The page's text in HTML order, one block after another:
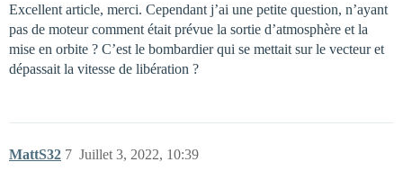
Excellent article, merci. Cependant j’ai une petite question, n’ayant
pas de moteur comment était prévue la sortie d’atmosphère et la
mise en orbite ? C’est le bombardier qui se mettait sur le vecteur et
dépassait la vitesse de libération ?
MattS32 Juillet 3, 2022, 10:39
7